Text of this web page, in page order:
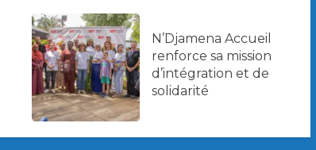
N’Djamena Accueil
renforce sa mission
d’intégration et de
solidarité